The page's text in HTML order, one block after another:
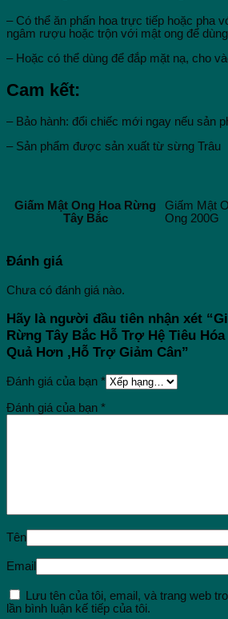
– Có thể ăn phấn hoa trực tiếp hoặc pha
ngâm rượu hoặc trộn với mật ong để
– Hoặc có thể dùng để đắp mặt nạ, cho
Cam kết:
– Bảo hành: đổi chiếc mới ngay nếu sản
– Sản phẩm được sản xuất từ sừng Trâu
Giấm Mật Ong Hoa Rừng
Tây Bắc
Giấm Mật
Ong 200G
Đánh giá
Chưa có đánh giá nào.
Hãy là người đầu tiên nhận xét
Rừng Tây Bắc Hỗ Trợ Hệ Tiêu
Quả Hơn ,Hỗ Trợ Giảm Cân”
Đánh giá của bạn *
Đánh giá của bạn *
Tên
Email
Lưu tên của tôi, email, và trang web
lần bình luận kế tiếp của tôi.